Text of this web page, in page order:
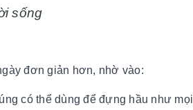
sống
đơn giản hơn, nhờ vào:
có thể dùng để đựng hầu như mọi